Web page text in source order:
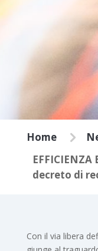
Home 5
EFFICIENZA
decreto di
Con il via libera